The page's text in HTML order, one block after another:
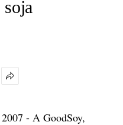
soja
compartilhamento
- A GoodSoy,